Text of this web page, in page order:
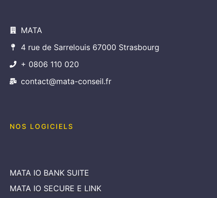
MATA
4 rue de Sarrelouis 67000 Strasbourg
+ 0806 110 020
contact@mata-conseil.fr
NOS LOGICIELS
MATA IO BANK SUITE
MATA IO SECURE E LINK